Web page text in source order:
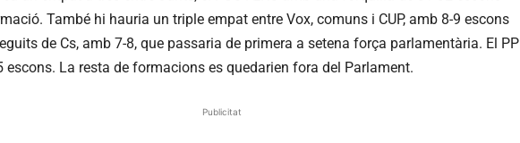
També hi hauria un triple empat entre Vox, comuns i CUP, amb 8-9 escons
de Cs, amb 7-8, que passaria de primera a setena força parlamentària. El PP
escons. La resta de formacions es quedarien fora del Parlament.
Publicitat